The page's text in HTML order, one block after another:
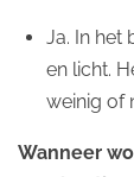
Ja. In het
en licht.
weinig of
Wanneer